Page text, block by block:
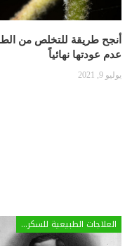
أنجح طريقة للتخلص من
عدم عودتها نهائياً
يوليو 9, 2021
العلاجات الطبيعية للسكري